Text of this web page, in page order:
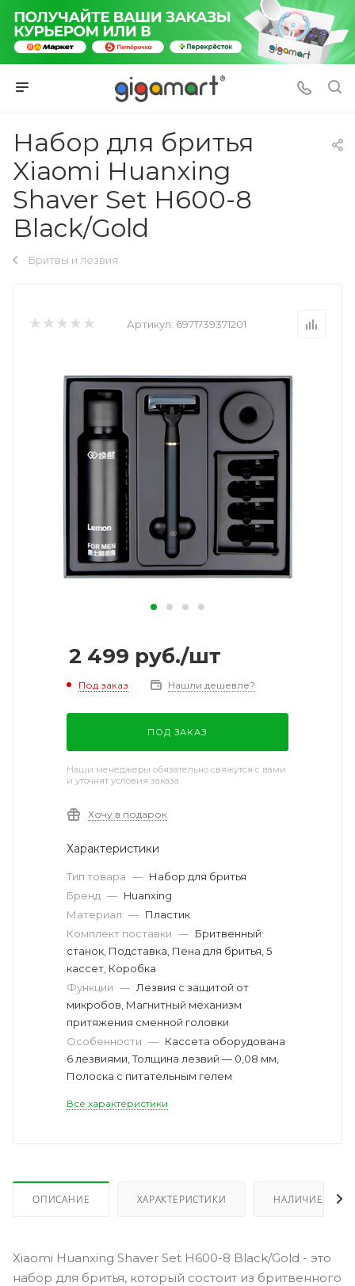
Набор для бритья
Xiaomi Huanxing
Shaver Set H600-8
Black/Gold
Бритвы и лезвия
Артикул: 6971739371201
2 499 руб./шт
Под заказ Нашли дешевле?
ПОД ЗАКАЗ
Наши менеджеры обязательно свяжутся с вами
и уточнят условия заказа
Хочу в подарок
Характеристики
Тип товара — Набор для бритья
Бренд — Huanxing
Материал — Пластик
Комплект поставки — Бритвенный
станок, Подставка, Пена для бритья, 5
кассет, Коробка
Функции — Лезвия с защитой от
микробов, Магнитный механизм
притяжения сменной головки
Особенности — Кассета оборудована
6 лезвиями, Толщина лезвий — 0,08 мм,
Полоска с питательным гелем
Все характеристики
ОПИСАНИЕ ХАРАКТЕРИСТИКИ НАЛИЧИЕ
Xiaomi Huanxing Shaver Set H600-8 Black/Gold - это
набор для бритья, который состоит из бритвенного